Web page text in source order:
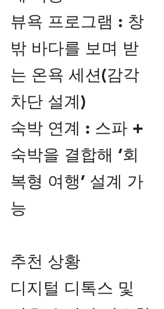
뷰욕 프로그램 : 창
밖 바다를 보며 받
는 온욕 세션(감각
차단 설계)
숙박 연계 : 스파 +
숙박을 결합해 ‘회
복형 여행’ 설계 가
능
추천 상황
디지털 디톡스 및